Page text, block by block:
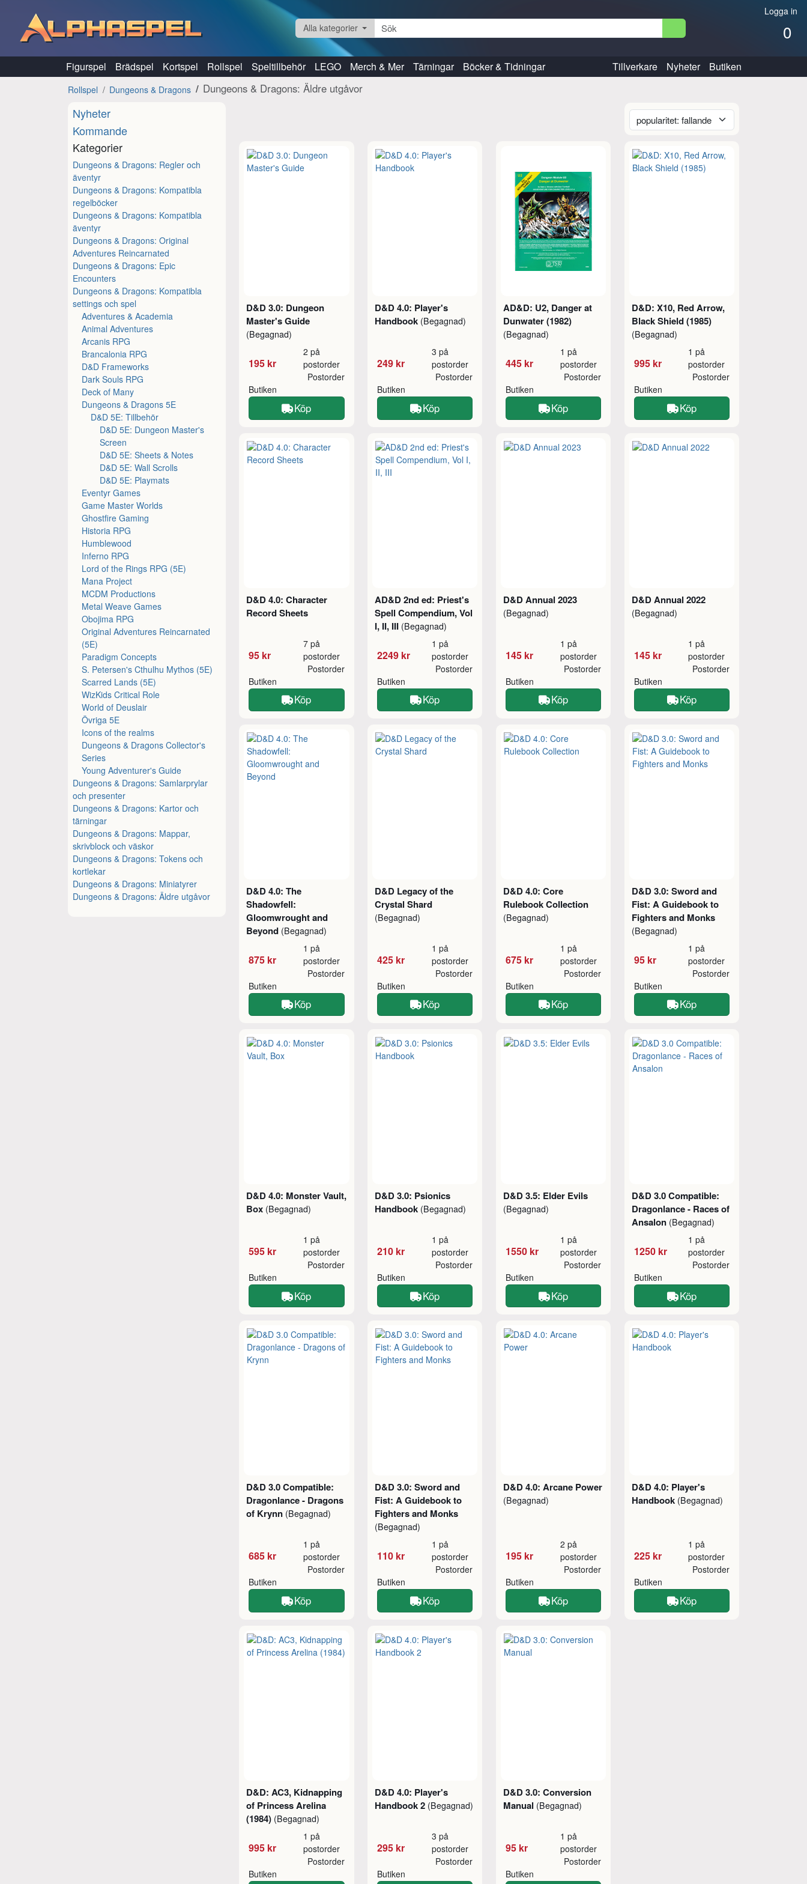
Logga in
0
Alla kategorier
Figurspel Brädspel Kortspel Rollspel Speltillbehör LEGO Merch & Mer Tärningar Böcker & Tidningar Tillverkare Nyheter Butiken
Rollspel Dungeons & Dragons Dungeons & Dragons: Äldre utgåvor
Nyheter
Kommande
Kategorier
Dungeons & Dragons: Regler och
äventyr
Dungeons & Dragons: Kompatibla
regelböcker
Dungeons & Dragons: Kompatibla
äventyr
Dungeons & Dragons: Original
Adventures Reincarnated
Dungeons & Dragons: Epic
Encounters
Dungeons & Dragons: Kompatibla
settings och spel
Adventures & Academia
Animal Adventures
Arcanis RPG
Brancalonia RPG
D&D Frameworks
Dark Souls RPG
Deck of Many
Dungeons & Dragons 5E
D&D 5E: Tillbehör
D&D 5E: Dungeon Master's
Screen
D&D 5E: Sheets & Notes
D&D 5E: Wall Scrolls
D&D 5E: Playmats
Eventyr Games
Game Master Worlds
Ghostfire Gaming
Historia RPG
Humblewood
Inferno RPG
Lord of the Rings RPG (5E)
Mana Project
MCDM Productions
Metal Weave Games
Obojima RPG
Original Adventures Reincarnated
(5E)
Paradigm Concepts
S. Petersen's Cthulhu Mythos (5E)
Scarred Lands (5E)
WizKids Critical Role
World of Deuslair
Övriga 5E
Icons of the realms
Dungeons & Dragons Collector's
Series
Young Adventurer's Guide
Dungeons & Dragons: Samlarprylar
och presenter
Dungeons & Dragons: Kartor och
tärningar
Dungeons & Dragons: Mappar,
skrivblock och väskor
Dungeons & Dragons: Tokens och
kortlekar
Dungeons & Dragons: Miniatyrer
Dungeons & Dragons: Äldre utgåvor
D&D 3.0: Dungeon
Master's Guide
(Begagnad)
195 kr
2 på
postorder
Butiken
Postorder
Köp
D&D 4.0: Player's
Handbook (Begagnad)
249 kr
3 på
postorder
Butiken
Postorder
Köp
AD&D: U2, Danger at
Dunwater (1982)
(Begagnad)
445 kr
1 på
postorder
Butiken
Postorder
Köp
D&D: X10, Red Arrow,
Black Shield (1985)
(Begagnad)
995 kr
1 på
postorder
Butiken
Postorder
Köp
D&D 4.0: Character
Record Sheets
95 kr
7 på
postorder
Butiken
Postorder
Köp
AD&D 2nd ed: Priest's
Spell Compendium, Vol
I, II, III (Begagnad)
2249 kr
1 på
postorder
Butiken
Postorder
Köp
D&D Annual 2023
(Begagnad)
145 kr
1 på
postorder
Butiken
Postorder
Köp
D&D Annual 2022
(Begagnad)
145 kr
1 på
postorder
Butiken
Postorder
Köp
D&D 4.0: The
Shadowfell:
Gloomwrought and
Beyond (Begagnad)
875 kr
1 på
postorder
Butiken
Postorder
Köp
D&D Legacy of the
Crystal Shard
(Begagnad)
425 kr
1 på
postorder
Butiken
Postorder
Köp
D&D 4.0: Core
Rulebook Collection
(Begagnad)
675 kr
1 på
postorder
Butiken
Postorder
Köp
D&D 3.0: Sword and
Fist: A Guidebook to
Fighters and Monks
(Begagnad)
95 kr
1 på
postorder
Butiken
Postorder
Köp
D&D 4.0: Monster Vault,
Box (Begagnad)
595 kr
1 på
postorder
Butiken
Postorder
Köp
D&D 3.0: Psionics
Handbook (Begagnad)
210 kr
1 på
postorder
Butiken
Postorder
Köp
D&D 3.5: Elder Evils
(Begagnad)
1550 kr
1 på
postorder
Butiken
Postorder
Köp
D&D 3.0 Compatible:
Dragonlance - Races of
Ansalon (Begagnad)
1250 kr
1 på
postorder
Butiken
Postorder
Köp
D&D 3.0 Compatible:
Dragonlance - Dragons
of Krynn (Begagnad)
685 kr
1 på
postorder
Butiken
Postorder
Köp
D&D 3.0: Sword and
Fist: A Guidebook to
Fighters and Monks
(Begagnad)
110 kr
1 på
postorder
Butiken
Postorder
Köp
D&D 4.0: Arcane Power
(Begagnad)
195 kr
2 på
postorder
Butiken
Postorder
Köp
D&D 4.0: Player's
Handbook (Begagnad)
225 kr
1 på
postorder
Butiken
Postorder
Köp
D&D: AC3, Kidnapping
of Princess Arelina
(1984) (Begagnad)
995 kr
1 på
postorder
Butiken
Postorder
D&D 4.0: Player's
Handbook 2 (Begagnad)
295 kr
3 på
postorder
Butiken
Postorder
D&D 3.0: Conversion
Manual (Begagnad)
95 kr
1 på
postorder
Butiken
Postorder